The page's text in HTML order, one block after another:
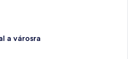
a városra